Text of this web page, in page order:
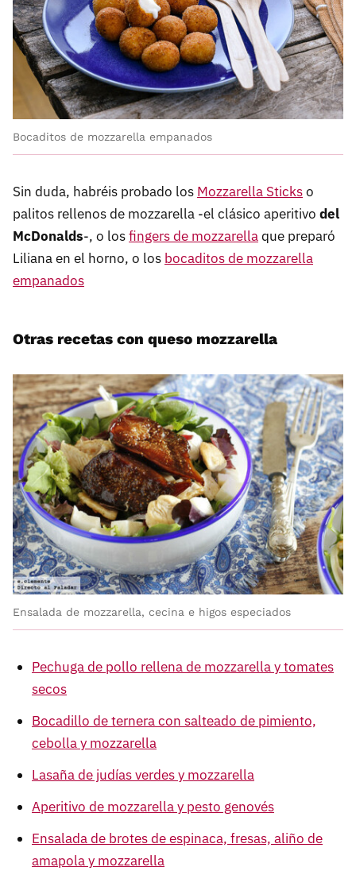
Bocaditos de mozzarella empanados
Sin duda, habréis probado los Mozzarella Stickso
palitos rellenos de mozzarella -el clásico aperitivo del
McDonalds-, o losfingers de mozzarellaque preparó
Liliana en el horno, o los bocaditos de mozzarella
empanados
Otras recetas con queso mozzarella
Ensalada de mozzarella, cecina e higos especiados
Pechuga de pollo rellena de mozzarella y tomates
secos
Bocadillo de ternera con salteado de pimiento,
cebolla y mozzarella
Lasaña de judías verdes y mozzarella
Aperitivo de mozzarella y pesto genovés
Ensalada de brotes de espinaca, fresas, aliño de
amapola y mozzarella